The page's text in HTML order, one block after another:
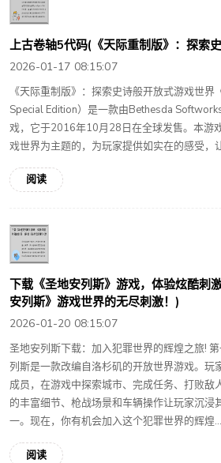
上古卷轴5代码(《天际重制版》：探索
2026-01-17 08:15:07
《天际重制版》：探索史诗般开放式游戏世
Special Edition）是一款由Bethesda
戏，它于2016年10月28日在全球发售。本游
戏世界为主题的，为玩家提供如实在的感受，
阅读
下载《圣地安列斯》游戏，体验炫酷刺
安列斯》游戏世界的无尽刺激！)
2026-01-20 08:15:07
圣地安列斯下载：加入犯罪世界的辉煌之旅!
列斯是一款改编自洛杉矶的开放世界游戏。玩
成员，在游戏中探索城市、完成任务、打败敌
的丰富细节、枪战场景和车辆操作让玩家沉浸
一。现在，你有机会加入这个犯罪世界的辉煌...
阅读